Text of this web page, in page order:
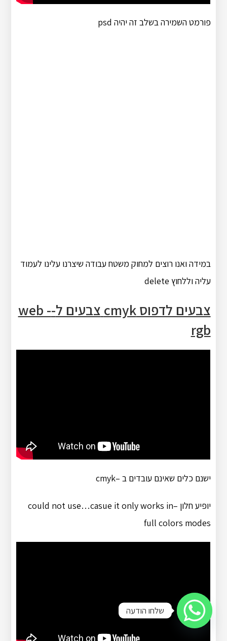
פורמט השמירה בשלב זה יהיה psd
במידה ואנו רוצים למחוק משטח עבודה שיצרנו עלינו לעמוד
עליה וללחוץ delete
צבעים לדפוסcmyk צבעים ל -web -
rgb
ישנם כלים שאינם עובדים ב –cmyk
יופיע חלון –could not use…casue it only works in
full colors modes
שלחו הודעה